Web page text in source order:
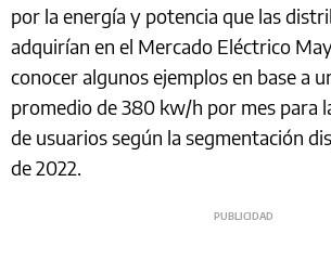
por la energía y potencia que las
adquirían en el Mercado Eléctrico
conocer algunos ejemplos en base a
promedio de 380 kw/h por mes para
de usuarios según la segmentación
de 2022.